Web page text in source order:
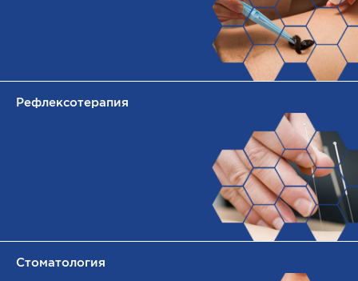
Рефлексотерапия
Стоматология